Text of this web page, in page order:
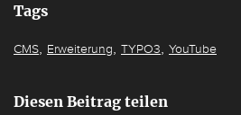
Tags
CMS, Erweiterung, TYPO3, YouTube
Diesen Beitrag teilen